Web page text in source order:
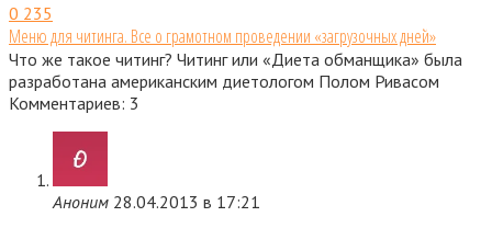
0 235
Меню для читинга. Все о грамотном проведении «загрузочных дней»
Что же такое читинг? Читинг или «Диета обманщика» была
разработана американским диетологом Полом Ривасом
Комментариев: 3
Аноним 28.04.2013 в 17:21